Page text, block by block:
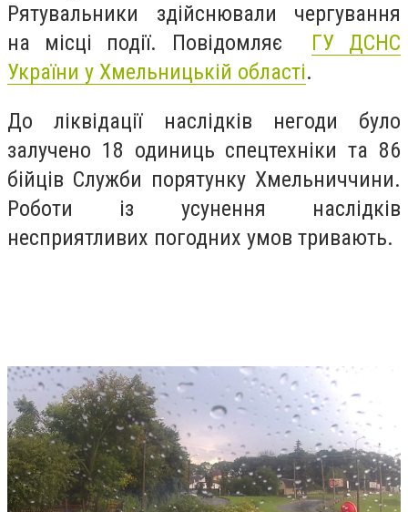
Рятувальники здійснювали чергування
на місці події. Повідомляє ГУ ДСНС
України у Хмельницькій області.
До ліквідації наслідків негоди було
залучено 18 одиниць спецтехніки та 86
бійців Служби порятунку Хмельниччини.
Роботи із усунення наслідків
несприятливих погодних умов тривають.